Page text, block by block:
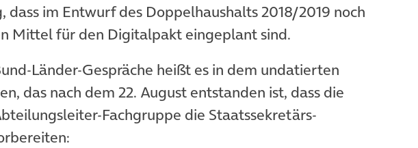
dass im Entwurf des Doppelhaushalts 2018/2019 noch
Mittel für den Digitalpakt eingeplant sind.
Länder-Gespräche heißt es in dem undatierten
das nach dem 22. August entstanden ist, dass die
Fachgruppe die Staatssekretärs-